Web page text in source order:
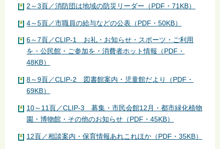
2～3頁／消防団は地域の防災リーダー（PDF・71KB）
4～5頁／市職員の給与などの公表（PDF・50KB）
6～7頁／CLIP-1 お礼・お知らせ・スポーツ・ご利用
を・公民館・ご参加を・消費者ホット情報（PDF・
48KB）
8～9頁／CLIP-2 図書館案内・児童館だより（PDF・
69KB）
10～11頁／CLIP-3 募集・市民会館12月・都市緑化植物
園・博物館・その他のお知らせ（PDF・45KB）
12頁／相談案内・保育情報あれこれほか（PDF・35KB）